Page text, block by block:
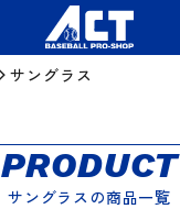
サングラス
サングラスの商品一覧
PRODUCT